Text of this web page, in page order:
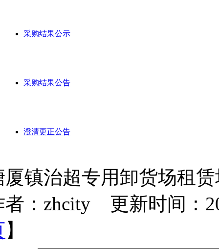
采购结果公示
采购结果公告
澄清更正公告
厦镇治超专用卸货场租
者：zhcity 更新时间：
】